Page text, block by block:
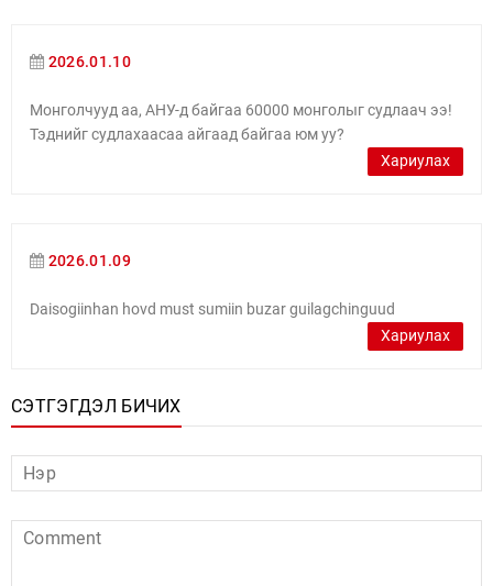
2026.01.10
Монголчууд аа, АНУ-д байгаа 60000 монголыг судлаач ээ!
Тэднийг судлахаасаа айгаад байгаа юм уу?
Хариулах
2026.01.09
Daisogiinhan hovd must sumiin buzar guilagchinguud
Хариулах
СЭТГЭГДЭЛ БИЧИХ